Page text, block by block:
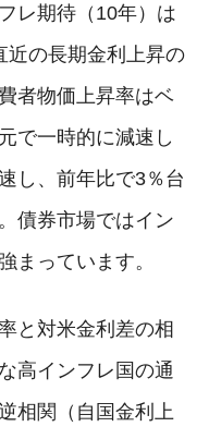
レ期待（10年）は
近の長期金利上昇の
者物価上昇率はベ
で一時的に減速し
し、前年比で3％台
債券市場ではイン
まっています。
と対米金利差の相
高インフレ国の通
相関（自国金利上